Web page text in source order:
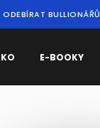
ODEBÍRAT
E-BOOKY